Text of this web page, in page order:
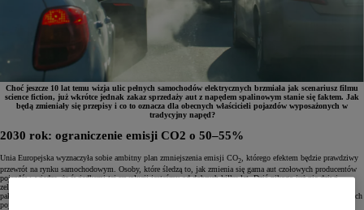
Choć jeszcze 10 lat temu wizja ulic pełnych samochodów elektrycznych brzmiała jak scenariusz filmu
science fiction, już wkrótce jednak zakaz sprzedaży aut z napędem spalinowym stanie się faktem. Jak
będą zmieniały się przepisy i co to oznacza dla obecnych właścicieli pojazdów wyposażonych w
tradycyjny napęd?
2030 rok: ograniczenie emisji CO2 o 50–55%
Unia Europejska wyznaczyła sobie ambitny plan zmniejszenia emisji CO2
, którego efektem będzie prawdziwy
przewrót na rynku samochodowym. Osoby, które śledzą to, jak zmienia się gama aut czołowych producentów
pojazdów, wiedzą, że świadkami tej rewolucji jesteśmy od dobrych kilku lat. Dziś nikogo już nie dziwi
zelektryfikowana gama pojazdów oferująca elektryczną alternatywę zarówno w segmencie aut miejskich, jak i
pakownych SUV-ów. Hybrydy na dobre opanowały rynek, wyprzedzając pod względem liczby zarejestrowanych
pojazdów auta z napędem benzynowym.